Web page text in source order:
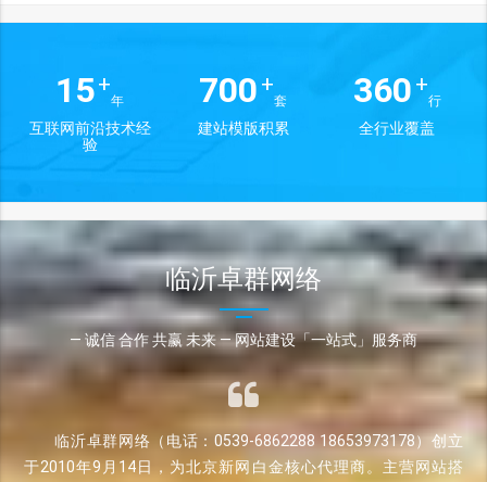
15+
年
互联网前沿技术经
验
700 +
套
建站模版积累
360 +
行
全行业覆盖
临沂卓群网络
— 诚信 合作 共赢 未来 — 网站建设「一站式」服务商
临沂卓群网络（电话：0539-6862288 18653973178）创立
于2010年9月14日，为北京新网白金核心代理商。主营网站搭